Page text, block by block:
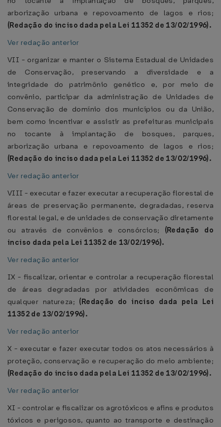
arborização urbana e repovoamento de lagos e rios;
(Redação do inciso dada pela Lei 11352 de 13/02/1996).
Ver redação anterior
VII - organizar e manter o Sistema Estadual de Unidades
de Conservação, preservando a diversidade e a
integridade do patrimônio genético e, por meio de
convênio, participar da administração de Unidades de
Conservação de domínio dos municípios ou da União,
bem como incentivar e assistir as prefeituras municipais
no tocante à implantação de bosques, parques,
arborização urbana e repovoamento de lagos e rios;
(Redação do inciso dada pela Lei 11352 de 13/02/1996).
Ver redação anterior
VIII - executar e fazer executar a recuperação florestal de
áreas de preservação permanente, degradadas, reserva
florestal legal, e de unidades de conservação diretamente
ou através de convênios e consórcios; (Redação do
inciso dada pela Lei 11352 de 13/02/1996).
Ver redação anterior
IX - fiscalizar, orientar e controlar a recuperação florestal
de áreas degradadas por atividades econômicas de
qualquer natureza; (Redação do inciso dada pela Lei
11352 de 13/02/1996).
Ver redação anterior
X - executar e fazer executar todos os atos necessários à
proteção, conservação e recuperação do meio ambiente;
(Redação do inciso dada pela Lei 11352 de 13/02/1996).
Ver redação anterior
XI - controlar e fiscalizar os agrotóxicos e afins e produtos
tóxicos e perigosos, quanto ao transporte e destinação